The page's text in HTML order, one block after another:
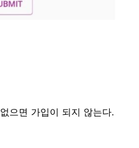
없으면 가입이 되지 않는다.